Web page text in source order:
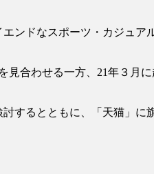
ドなスポーツ・カジュア
合わせる一方、21年３月
るとともに、「天猫」に